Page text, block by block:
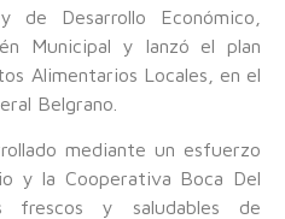
de Desarrollo Económico,
Municipal y lanzó el plan
Alimentarios Locales, en el
Belgrano.
mediante un esfuerzo
y la Cooperativa Boca Del
frescos y saludables de